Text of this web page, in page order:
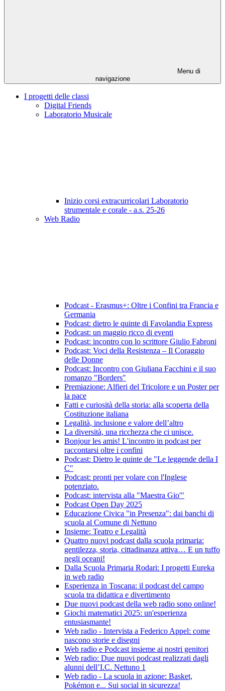
Menu di
navigazione
I progetti delle classi
Digital Friends
Laboratorio Musicale
Inizio corsi extracurricolari Laboratorio
strumentale e corale - a.s. 25-26
Web Radio
Podcast - Erasmus+: Oltre i Confini tra Francia e
Germania
Podcast: dietro le quinte di Favolandia Express
Podcast: un maggio ricco di eventi
Podcast: incontro con lo scrittore Giulio Fabroni
Podcast: Voci della Resistenza – Il Coraggio
delle Donne
Podcast: Incontro con Giuliana Facchini e il suo
romanzo "Borders"
Premiazione: Alfieri del Tricolore e un Poster per
la pace
Fatti e curiosità della storia: alla scoperta della
Costituzione italiana
Legalità, inclusione e valore dell’altro
La diversità, una ricchezza che ci unisce.
Bonjour les amis! L'incontro in podcast per
raccontarsi oltre i confini
Podcast: Dietro le quinte de "Le leggende della I
C"
Podcast: pronti per volare con l'Inglese
potenziato.
Podcast: intervista alla "Maestra Gio'"
Podcast Open Day 2025
Educazione Civica "in Presenza": dai banchi di
scuola al Comune di Nettuno
Insieme: Teatro e Legalità
Quattro nuovi podcast dalla scuola primaria:
gentilezza, storia, cittadinanza attiva… E un tuffo
negli oceani!
Dalla Scuola Primaria Rodari: I progetti Eureka
in web radio
Esperienza in Toscana: il podcast del campo
scuola tra didattica e divertimento
Due nuovi podcast della web radio sono online!
Giochi matematici 2025: un'esperienza
entusiasmante!
Web radio - Intervista a Federico Appel: come
nascono storie e disegni
Web radio e Podcast insieme ai nostri genitori
Web radio: Due nuovi podcast realizzati dagli
alunni dell’I.C. Nettuno 1
Web radio - La scuola in azione: Basket,
Pokémon e... Sui social in sicurezza!